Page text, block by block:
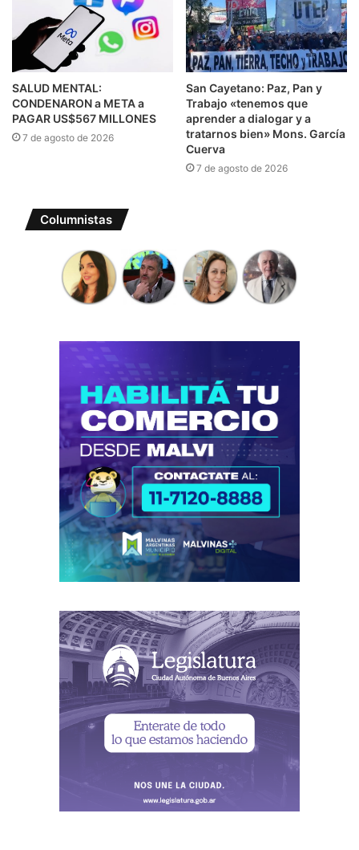
SALUD MENTAL:
CONDENARON a META a
PAGAR US$567 MILLONES
7 de agosto de 2026
San Cayetano: Paz, Pan y
Trabajo «tenemos que
aprender a dialogar y a
tratarnos bien» Mons. García
Cuerva
7 de agosto de 2026
Columnistas